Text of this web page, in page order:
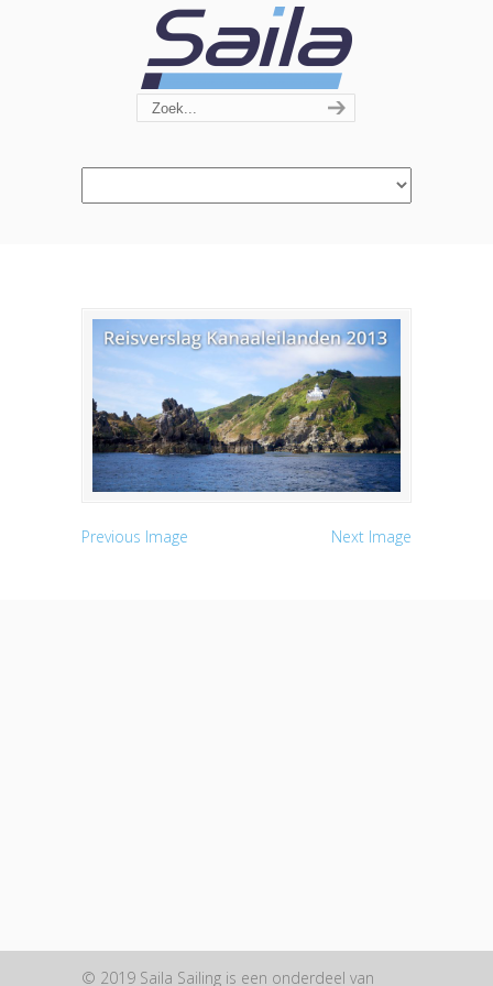
Previous Image Next Image
© 2019 Saila Sailing is een onderdeel van